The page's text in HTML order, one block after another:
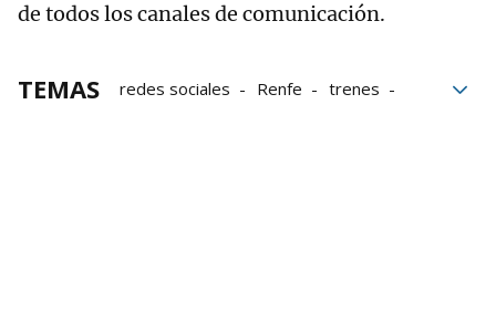
de todos los canales de comunicación.
TEMAS redes sociales Renfe
trenes